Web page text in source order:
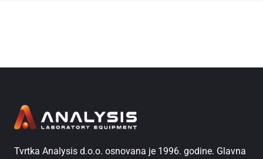
Tvrtka Analysis d.o.o. osnovana je 1996. godine. Glavna